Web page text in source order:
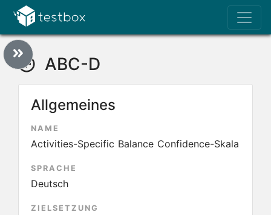
ABC-D
Allgemeines
NAME
Activities-Specific Balance Confidence-Skala
SPRACHE
Deutsch
ZIELSETZUNG